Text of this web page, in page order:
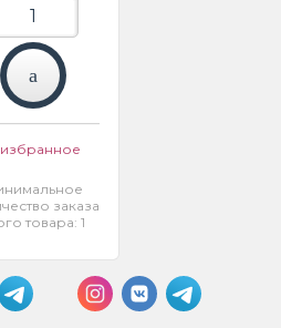
заказа
товара: 1